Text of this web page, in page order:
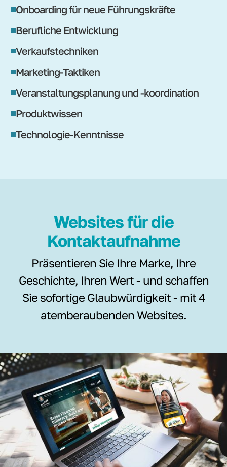
Onboarding für neue Führungskräfte
Berufliche Entwicklung
Verkaufstechniken
Marketing-Taktiken
Veranstaltungsplanung und -koordination
Produktwissen
Technologie-Kenntnisse
Websites für die
Kontaktaufnahme
Präsentieren Sie Ihre Marke, Ihre
Geschichte, Ihren Wert - und schaffen
Sie sofortige Glaubwürdigkeit - mit 4
atemberaubenden Websites.